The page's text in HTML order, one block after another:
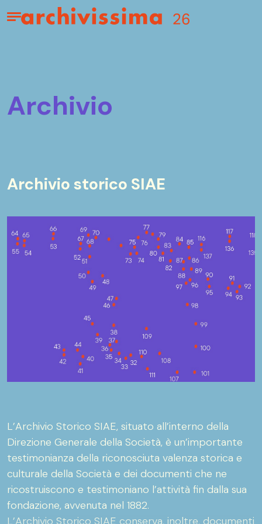
Home page
Apri il menu
archivio
Archivio storico SIAE
L’Archivio Storico SIAE, situato all’interno della
Direzione Generale della Società, è un’importante
testimonianza della riconosciuta valenza storica e
culturale della Società e dei documenti che ne
ricostruiscono e testimoniano l’attività fin dalla sua
fondazione, avvenuta nel 1882.
L’Archivio Storico SIAE conserva, inoltre, documenti